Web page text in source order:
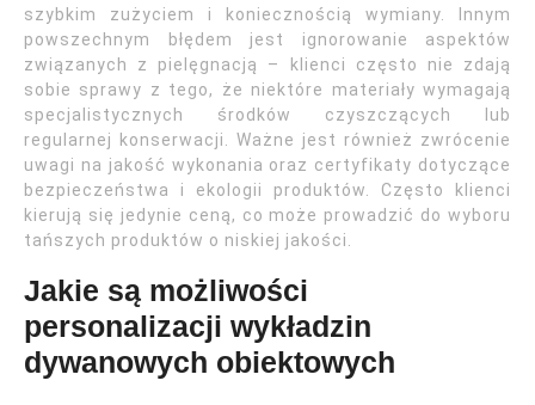
szybkim zużyciem i koniecznością wymiany. Innym
powszechnym błędem jest ignorowanie aspektów
związanych z pielęgnacją – klienci często nie zdają
sobie sprawy z tego, że niektóre materiały wymagają
specjalistycznych środków czyszczących lub
regularnej konserwacji. Ważne jest również zwrócenie
uwagi na jakość wykonania oraz certyfikaty dotyczące
bezpieczeństwa i ekologii produktów. Często klienci
kierują się jedynie ceną, co może prowadzić do wyboru
tańszych produktów o niskiej jakości.
Jakie są możliwości
personalizacji wykładzin
dywanowych obiektowych